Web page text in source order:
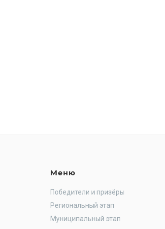
Меню
Победители и призёры
Региональный этап
Муниципальный этап